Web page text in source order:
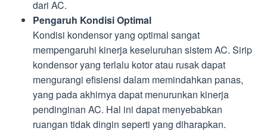
dari AC.
Pengaruh Kondisi Optimal
Kondisi kondensor yang optimal sangat
mempengaruhi kinerja keseluruhan sistem AC. Sirip
kondensor yang terlalu kotor atau rusak dapat
mengurangi efisiensi dalam memindahkan panas,
yang pada akhirnya dapat menurunkan kinerja
pendinginan AC. Hal ini dapat menyebabkan
ruangan tidak dingin seperti yang diharapkan.